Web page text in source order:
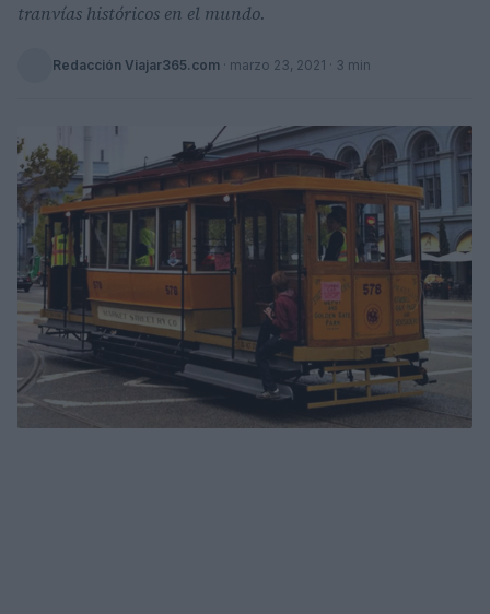
tranvías históricos en el mundo.
Redacción Viajar365.com · marzo 23, 2021 · 3 min